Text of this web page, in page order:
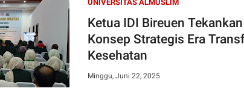
UNIVERSITAS ALMUSLIM
Ketua IDI Bireuen
Konsep Strategis Era
Kesehatan
Minggu, Juni 22, 2025